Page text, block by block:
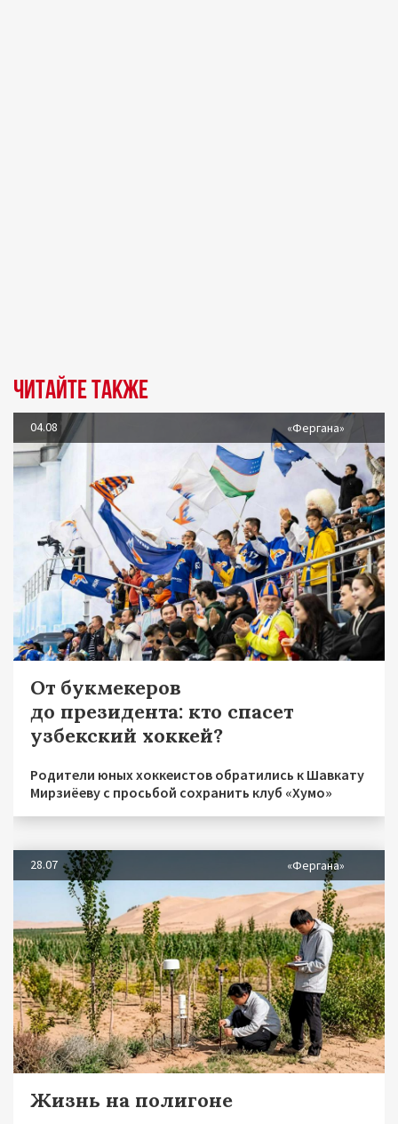
Читайте также
04.08 «Фергана»
От букмекеров
до президента: кто спасет
узбекский хоккей?
Родители юных хоккеистов обратились к Шавкату
Мирзиёеву с просьбой сохранить клуб «Хумо»
28.07 «Фергана»
Жизнь на полигоне